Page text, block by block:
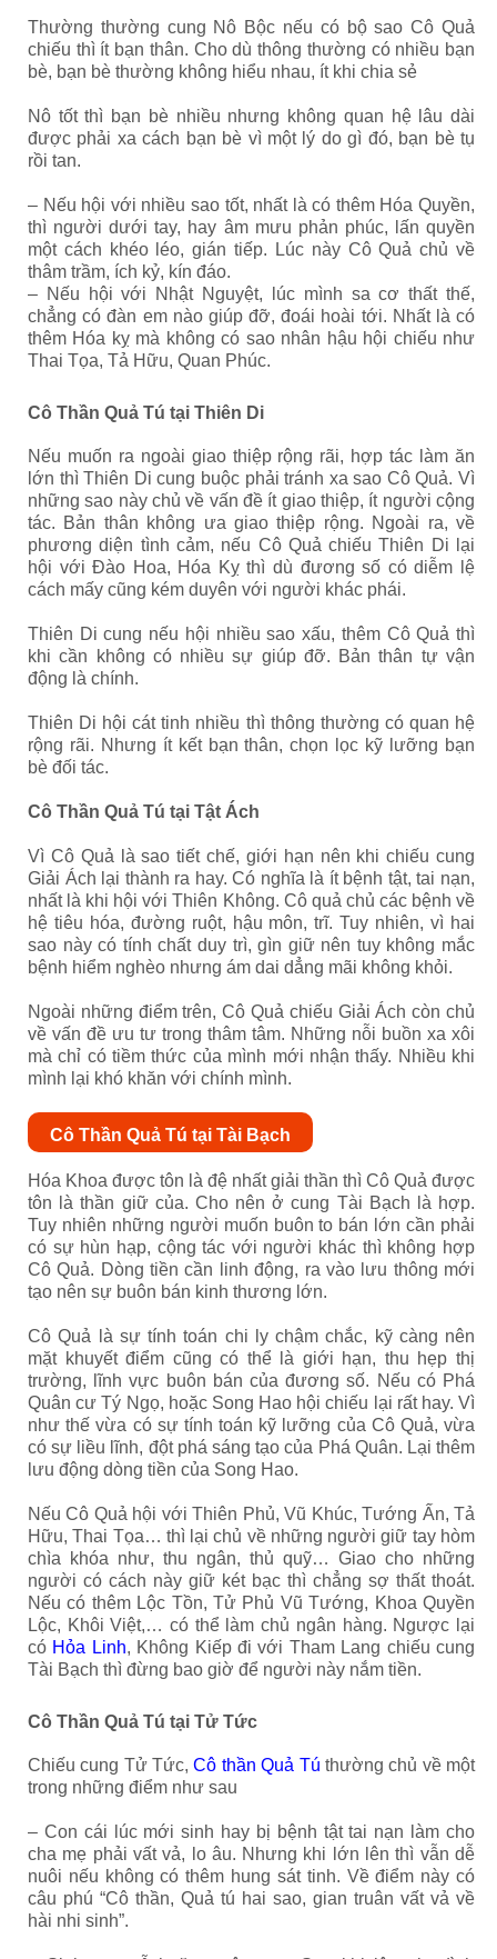
Thường thường cung Nô Bộc nếu có bộ sao Cô Quả
chiếu thì ít bạn thân. Cho dù thông thường có nhiều bạn
bè, bạn bè thường không hiểu nhau, ít khi chia sẻ
Nô tốt thì bạn bè nhiều nhưng không quan hệ lâu dài
được phải xa cách bạn bè vì một lý do gì đó, bạn bè tụ
rồi tan.
– Nếu hội với nhiều sao tốt, nhất là có thêm Hóa Quyền,
thì người dưới tay, hay âm mưu phản phúc, lấn quyền
một cách khéo léo, gián tiếp. Lúc này Cô Quả chủ về
thâm trầm, ích kỷ, kín đáo.
– Nếu hội với Nhật Nguyệt, lúc mình sa cơ thất thế,
chẳng có đàn em nào giúp đỡ, đoái hoài tới. Nhất là có
thêm Hóa kỵ mà không có sao nhân hậu hội chiếu như
Thai Tọa, Tả Hữu, Quan Phúc.
Cô Thần Quả Tú tại Thiên Di
Nếu muốn ra ngoài giao thiệp rộng rãi, hợp tác làm ăn
lớn thì Thiên Di cung buộc phải tránh xa sao Cô Quả. Vì
những sao này chủ về vấn đề ít giao thiệp, ít người cộng
tác. Bản thân không ưa giao thiệp rộng. Ngoài ra, về
phương diện tình cảm, nếu Cô Quả chiếu Thiên Di lại
hội với Đào Hoa, Hóa Kỵ thì dù đương số có diễm lệ
cách mấy cũng kém duyên với người khác phái.
Thiên Di cung nếu hội nhiều sao xấu, thêm Cô Quả thì
khi cần không có nhiều sự giúp đỡ. Bản thân tự vận
động là chính.
Thiên Di hội cát tinh nhiều thì thông thường có quan hệ
rộng rãi. Nhưng ít kết bạn thân, chọn lọc kỹ lưỡng bạn
bè đối tác.
Cô Thần Quả Tú tại Tật Ách
Vì Cô Quả là sao tiết chế, giới hạn nên khi chiếu cung
Giải Ách lại thành ra hay. Có nghĩa là ít bệnh tật, tai nạn,
nhất là khi hội với Thiên Không. Cô quả chủ các bệnh về
hệ tiêu hóa, đường ruột, hậu môn, trĩ. Tuy nhiên, vì hai
sao này có tính chất duy trì, gìn giữ nên tuy không mắc
bệnh hiểm nghèo nhưng ám dai dẳng mãi không khỏi.
Ngoài những điểm trên, Cô Quả chiếu Giải Ách còn chủ
về vấn đề ưu tư trong thâm tâm. Những nỗi buồn xa xôi
mà chỉ có tiềm thức của mình mới nhận thấy. Nhiều khi
mình lại khó khăn với chính mình.
Cô Thần Quả Tú tại Tài Bạch
Hóa Khoa được tôn là đệ nhất giải thần thì Cô Quả được
tôn là thần giữ của. Cho nên ở cung Tài Bạch là hợp.
Tuy nhiên những người muốn buôn to bán lớn cần phải
có sự hùn hạp, cộng tác với người khác thì không hợp
Cô Quả. Dòng tiền cần linh động, ra vào lưu thông mới
tạo nên sự buôn bán kinh thương lớn.
Cô Quả là sự tính toán chi ly chậm chắc, kỹ càng nên
mặt khuyết điểm cũng có thể là giới hạn, thu hẹp thị
trường, lĩnh vực buôn bán của đương số. Nếu có Phá
Quân cư Tý Ngọ, hoặc Song Hao hội chiếu lại rất hay. Vì
như thế vừa có sự tính toán kỹ lưỡng của Cô Quả, vừa
có sự liều lĩnh, đột phá sáng tạo của Phá Quân. Lại thêm
lưu động dòng tiền của Song Hao.
Nếu Cô Quả hội với Thiên Phủ, Vũ Khúc, Tướng Ấn, Tả
Hữu, Thai Tọa… thì lại chủ về những người giữ tay hòm
chìa khóa như, thu ngân, thủ quỹ… Giao cho những
người có cách này giữ két bạc thì chẳng sợ thất thoát.
Nếu có thêm Lộc Tồn, Tử Phủ Vũ Tướng, Khoa Quyền
Lộc, Khôi Việt,… có thể làm chủ ngân hàng. Ngược lại
có Hỏa Linh, Không Kiếp đi với Tham Lang chiếu cung
Tài Bạch thì đừng bao giờ để người này nắm tiền.
Cô Thần Quả Tú tại Tử Tức
Chiếu cung Tử Tức,Cô thần Quả Tú thường chủ về một
trong những điểm như sau
– Con cái lúc mới sinh hay bị bệnh tật tai nạn làm cho
cha mẹ phải vất vả, lo âu. Nhưng khi lớn lên thì vẫn dễ
nuôi nếu không có thêm hung sát tinh. Về điểm này có
câu phú “Cô thần, Quả tú hai sao, gian truân vất vả về
hài nhi sinh”.